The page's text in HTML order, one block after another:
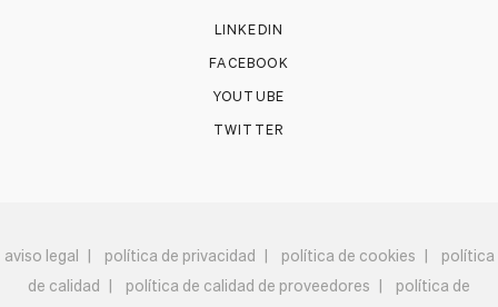
LINKEDIN
FACEBOOK
YOUTUBE
TWITTER
aviso legal política de privacidad política de cookies
política
de calidad
política de calidad de proveedores
política de